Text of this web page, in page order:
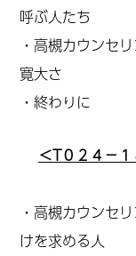
呼ぶ人たち
・高槻カウンセ
寛大さ
・終わりに
＜T０２４－
・高槻カウンセ
けを求める人